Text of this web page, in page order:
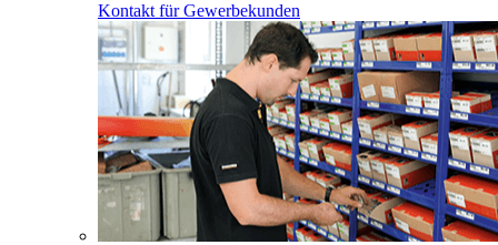
Kontakt für Gewerbekunden